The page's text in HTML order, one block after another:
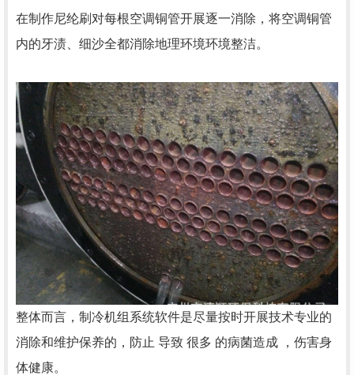
在制作尼纶刷对每根空调铜管开展逐一消除，将空调铜管
内的牙渍、细沙全都消除地理环境环境整洁。
整体而言，制冷机组系统软件是尽量按时开展技术专业的
消除和维护保养的，防止 导致 很多 的病菌造成 ，伤害身
体健康。